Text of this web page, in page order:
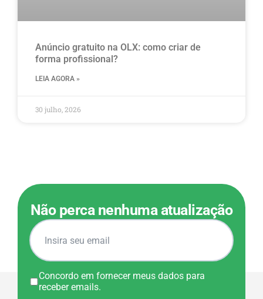
Anúncio gratuito na OLX​: como criar de
forma profissional?
LEIA AGORA »
30 julho, 2026
Não perca nenhuma atualização
Concordo em fornecer meus dados para
receber emails.